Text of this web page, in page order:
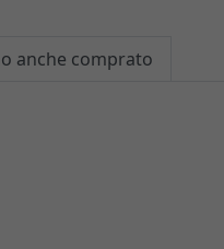
anche comprato